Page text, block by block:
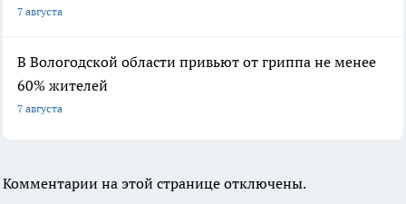
7 августа
В Вологодской области привьют от гриппа не менее
60% жителей
7 августа
Комментарии на этой странице отключены.